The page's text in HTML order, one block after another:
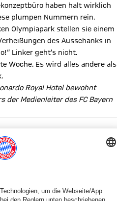
haben halt wirklich
plumpen Nummern rein.
Olympiapark stellen sie einem
des Ausschanks in
Linker geht’s nicht.
Woche. Es wird alles andere als
Royal Hotel bewohnt
der Medienleiter des FC Bayern